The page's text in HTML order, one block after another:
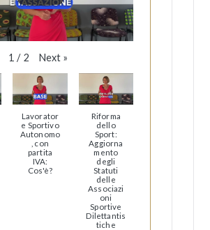
1 / 2 Next »
Lavorator
e Sportivo
Autonomo
, con
partita
IVA:
Cos'è?
Riforma
dello
Sport:
Aggiorna
mento
degli
Statuti
delle
Associazi
oni
Sportive
Dilettantis
tiche